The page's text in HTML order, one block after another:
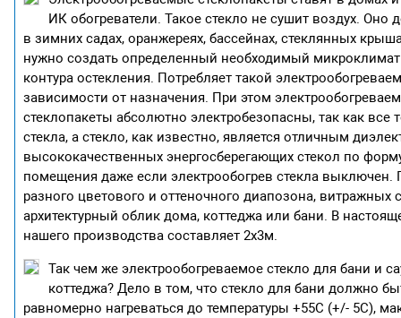
ИК обогреватели. Такое стекло не сушит воздух.
в зимних садах, оранжереях, бассейнах, стеклянных
нужно создать определенный необходимый
контура остекления. Потребляет такой
зависимости от назначения. При этом
стеклопакеты абсолютно электробезопасны, так как все
стекла, а стекло, как известно, является отличным
высококачественных энергосберегающих стекол по
помещения даже если электрообогрев стекла
разного цветового и оттеночного диапозона,
архитектурный облик дома, коттеджа или бани. В
нашего производства составляет 2х3м.
Так чем же электрообогреваемое стекло для бани и
коттеджа? Дело в том, что стекло для бани должно
равномерно нагреваться до температуры +55С (+/- 5С),